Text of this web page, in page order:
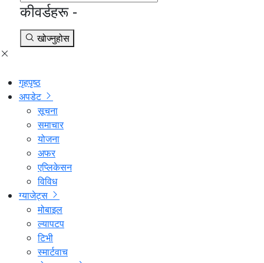
कीवर्डहरू -
खोज्नुहोस
गृहपृष्ठ
अपडेट
सूचना
समाचार
योजना
अफर
एप्लिकेसन
विविध
ग्याजेट्स
मोबाइल
ल्यापटप
टिभी
स्मार्टवाच